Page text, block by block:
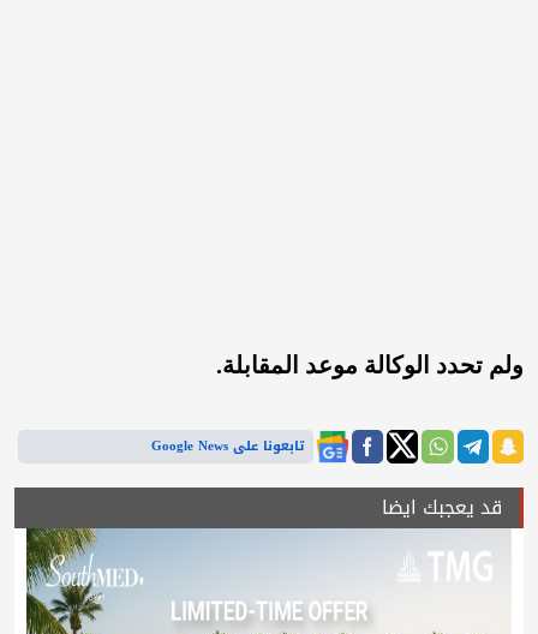
ولم تحدد الوكالة موعد المقابلة.
تابعونا على Google News
قد يعجبك ايضا